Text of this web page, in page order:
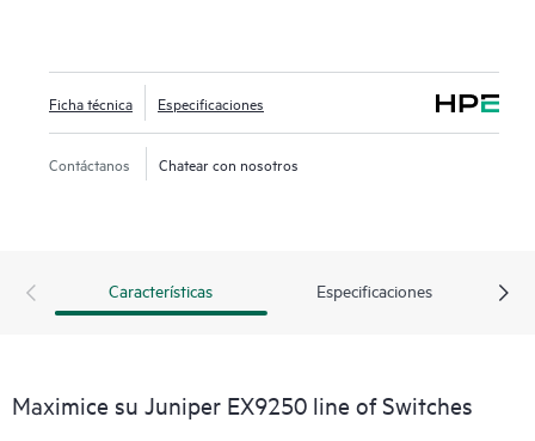
compatible con aplicaciones de capa 2 o capa 3 al combinar
tecnologías Ethernet VPN (EVPN) y LAN extensible virtual
(VXLAN). El uso de estas tecnologías abiertas permite a las
empresas crear una red coherente de extremo a extremo en
Ficha técnica Especificaciones
Contáctanos Chatear con nosotros
Características Especificaciones
Maximice su Juniper EX9250 line of Switches